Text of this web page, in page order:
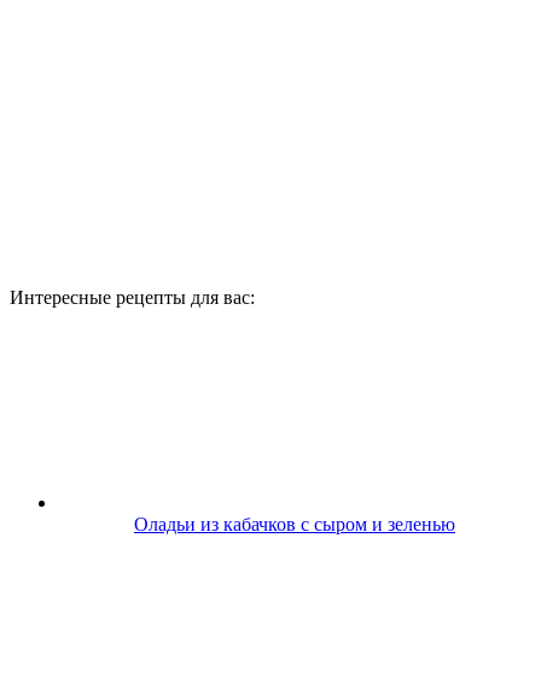
Интересные рецепты для вас:
Оладьи из кабачков с сыром и зеленью